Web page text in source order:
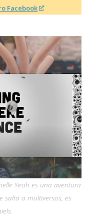
Facebook
Yeoh es una aventura
salta a multiversos, es